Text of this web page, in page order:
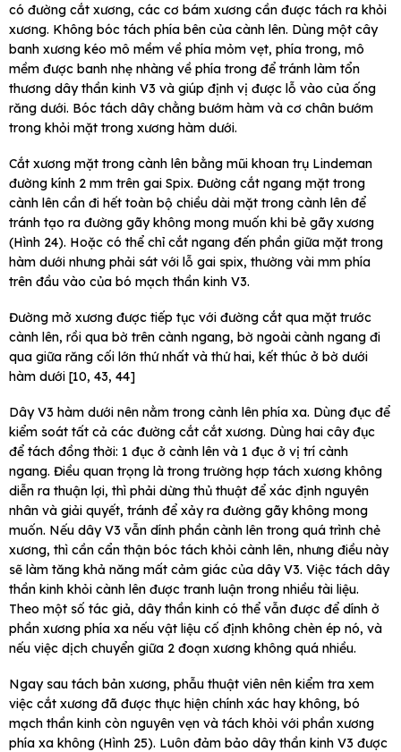
có đường cắt xương, các cơ bám xương cần được tách ra khỏi
xương. Không bóc tách phía bên của cành lên. Dùng một cây
banh xương kéo mô mềm về phía mỏm vẹt, phía trong, mô
mềm được banh nhẹ nhàng về phía trong để tránh làm tổn
thương dây thần kinh V3 và giúp định vị được lỗ vào của ống
răng dưới. Bóc tách dây chằng bướm hàm và cơ chân bướm
trong khỏi mặt trong xương hàm dưới.
Cắt xương mặt trong cành lên bằng mũi khoan trụ Lindeman
đường kính 2 mm trên gai Spix. Đường cắt ngang mặt trong
cành lên cần đi hết toàn bộ chiều dài mặt trong cành lên để
tránh tạo ra đường gãy không mong muốn khi bẻ gãy xương
(Hình 24). Hoặc có thể chỉ cắt ngang đến phần giữa mặt trong
hàm dưới nhưng phải sát với lỗ gai spix, thường vài mm phía
trên đầu vào của bó mạch thần kinh V3.
Đường mở xương được tiếp tục với đường cắt qua mặt trước
cành lên, rồi qua bờ trên cành ngang, bờ ngoài cành ngang đi
qua giữa răng cối lớn thứ nhất và thứ hai, kết thúc ở bờ dưới
hàm dưới [10, 43, 44]
Dây V3 hàm dưới nên nằm trong cành lên phía xa. Dùng đục để
kiểm soát tất cả các đường cắt cắt xương. Dùng hai cây đục
để tách đồng thời: 1 đục ở cành lên và 1 đục ở vị trí cành
ngang. Điều quan trọng là trong trường hợp tách xương không
diễn ra thuận lợi, thì phải dừng thủ thuật để xác định nguyên
nhân và giải quyết, tránh để xảy ra đường gãy không mong
muốn. Nếu dây V3 vẫn dính phần cành lên trong quá trình chẻ
xương, thì cần cẩn thận bóc tách khỏi cành lên, nhưng điều này
sẽ làm tăng khả năng mất cảm giác của dây V3. Việc tách dây
thần kinh khỏi cành lên được tranh luận trong nhiều tài liệu.
Theo một số tác giả, dây thần kinh có thể vẫn được để dính ở
phần xương phía xa nếu vật liệu cố định không chèn ép nó, và
nếu việc dịch chuyển giữa 2 đoạn xương không quá nhiều.
Ngay sau tách bản xương, phẫu thuật viên nên kiểm tra xem
việc cắt xương đã được thực hiện chính xác hay không, bó
mạch thần kinh còn nguyên vẹn và tách khỏi với phần xương
phía xa không (Hình 25). Luôn đảm bảo dây thần kinh V3 được